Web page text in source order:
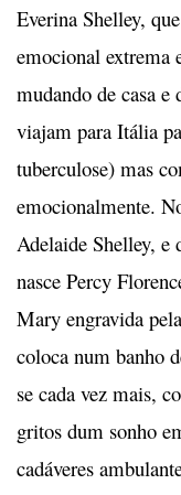
Everina Shelley,
emocional extrema
mudando de casa
viajam para Itália
tuberculose) mas
emocionalmente.
Adelaide Shelley,
nasce Percy
Mary engravida
coloca num banho
se cada vez mais,
gritos dum sonho
cadáveres